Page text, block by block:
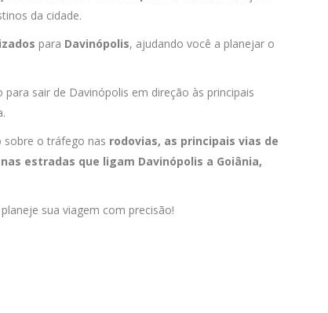
da cidade.
para Davinópolis, ajudando você a planejar o
sair de Davinópolis em direção às principais
o tráfego nas rodovias, as principais vias de
estradas que ligam Davinópolis a Goiânia,
sua viagem com precisão!